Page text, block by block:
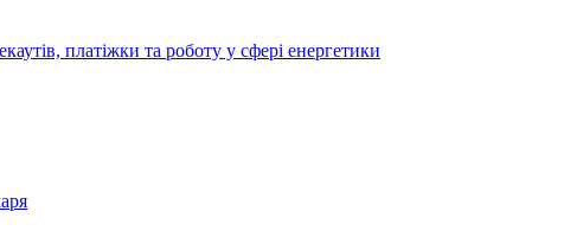
платіжки та роботу у сфері енергетики